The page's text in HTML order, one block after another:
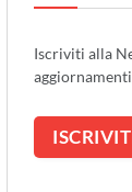
Iscriviti alla